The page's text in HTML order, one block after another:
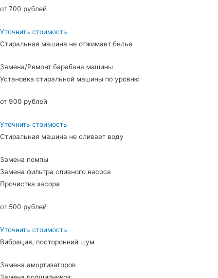
от 700 рублей
Уточнить стоимость
Стиральная машина не отжимает белье
Замена/Ремонт барабана машины
Установка стиральной машины по уровню
от 900 рублей
Уточнить стоимость
Стиральная машина не сливает воду
Замена помпы
Замена фильтра сливного насоса
Прочистка засора
от 500 рублей
Уточнить стоимость
Вибрация, посторонний шум
Замена амортизаторов